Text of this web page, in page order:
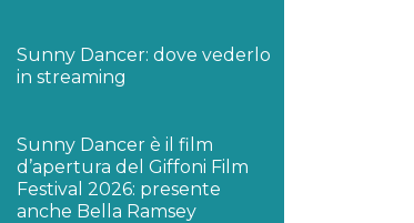
Sunny Dancer: dove vederlo
in streaming
Sunny Dancer è il film
d’apertura del Giffoni Film
Festival 2026: presente
anche Bella Ramsey